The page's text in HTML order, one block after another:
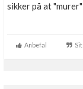
sikker på at
Anbefal